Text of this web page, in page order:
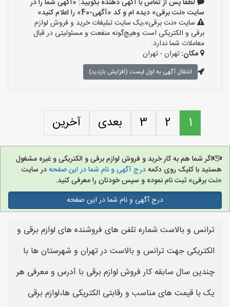
لطفا پس از تماس با آگهی دهنده بگویید: «آگهی شما را در
سایت «نت برقی» دیده ام و کد «آگهی-40» را اعلام کنید»
سایت «نت برقی»،یک سایت تبلیغات خرید و فروش لوازم
برقی و الکتریکی است وهیچ‌گونه منفعت و مسئولیتی در قبال
معاملات شما ندارد.
مکان:تهران - تهران
انتقال آگهی به اول لیست (افزایش بازدید)
1
2
3 بعدی آخرین
اگر شما هم به کار خرید و فروش لوازم برقی و الکتریکی و غیره مشغول
هستید با کلیک روی دکمهدرج آگهی و نام شما در این صفحهدر سایت
«نت برقی» ثبت نام نموده و سپس خودتان را معرفی کنید.
درج آگهی و نام شما در این صفحه
ترانس و بالاست شماره تلفن های فروشنده های لوازم برقی و
الکتریکی جهت ترانس و بالاست در تهران و شهرستان ها با
چندین سال سابقه کار فروش لوازم برقی با آدرس و معرفی هر
یک با قیمت های مناسب و رقابتی الکتریکی ها،لوازم برقی